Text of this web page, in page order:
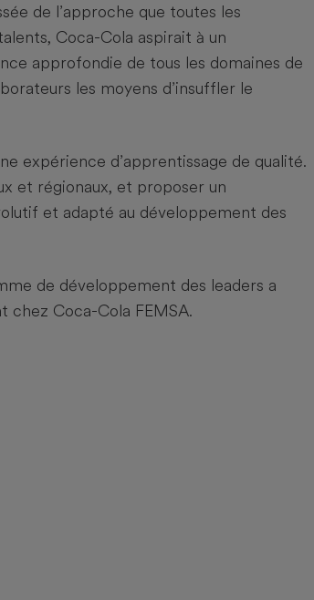
de l’approche que toutes les
Coca-Cola aspirait à un
approfondie de tous les domaines de
les moyens d’insuffler le
expérience d’apprentissage de qualité.
et régionaux, et proposer un
et adapté au développement des
de développement des leaders a
chez Coca-Cola FEMSA.